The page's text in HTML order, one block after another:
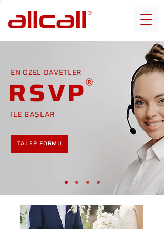
EN ÖZEL DAVETLER
RSVP
İLE BAŞLAR
TALEP FORMU